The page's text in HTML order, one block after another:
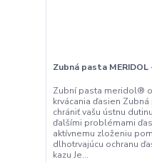
Zubná pasta
Zubní pasta meridol®
krvácania ďasien
chrániť vašu ústnu
ďalšími problémami
aktívnemu zloženiu
dlhotrvajúcu ochranu
kazu Je...